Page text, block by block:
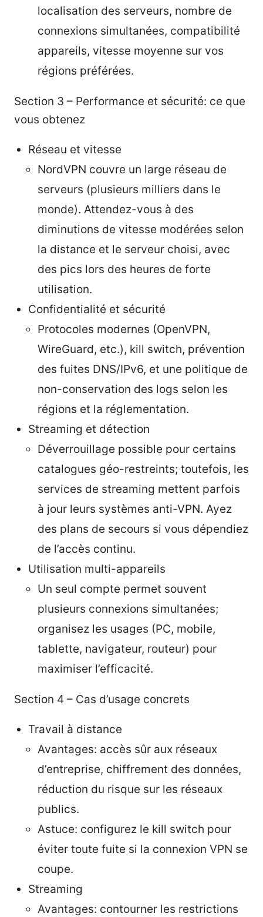
localisation des serveurs, nombre de
connexions simultanées, compatibilité
appareils, vitesse moyenne sur vos
régions préférées.
Section 3 – Performance et sécurité: ce que
vous obtenez
Réseau et vitesse
NordVPN couvre un large réseau de
serveurs (plusieurs milliers dans le
monde). Attendez-vous à des
diminutions de vitesse modérées selon
la distance et le serveur choisi, avec
des pics lors des heures de forte
utilisation.
Confidentialité et sécurité
Protocoles modernes (OpenVPN,
WireGuard, etc.), kill switch, prévention
des fuites DNS/IPv6, et une politique de
non-conservation des logs selon les
régions et la réglementation.
Streaming et détection
Déverrouillage possible pour certains
catalogues géo-restreints; toutefois, les
services de streaming mettent parfois
à jour leurs systèmes anti-VPN. Ayez
des plans de secours si vous dépendiez
de l’accès continu.
Utilisation multi-appareils
Un seul compte permet souvent
plusieurs connexions simultanées;
organisez les usages (PC, mobile,
tablette, navigateur, routeur) pour
maximiser l’efficacité.
Section 4 – Cas d’usage concrets
Travail à distance
Avantages: accès sûr aux réseaux
d’entreprise, chiffrement des données,
réduction du risque sur les réseaux
publics.
Astuce: configurez le kill switch pour
éviter toute fuite si la connexion VPN se
coupe.
Streaming
Avantages: contourner les restrictions